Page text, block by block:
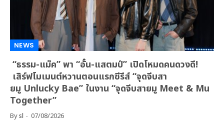
NEWS
“ธรรม-แม็ค” พา “อั๋น-แสตมป์” เปิดโหมดคนดวงดี!
เสิร์ฟโมเมนต์หวานตอนแรกซีรีส์ “จุดจีบสา
ยมู Unlucky Bae” ในงาน “จุดจีบสายมู Meet & Mu
Together”
Bysl 07/08/2026